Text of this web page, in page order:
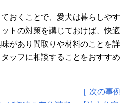
おくことで、愛犬は暮らしや
トの対策を講じておけば、快
があり間取りや材料のことを
ッフに相談することをおすす
［ 次の事